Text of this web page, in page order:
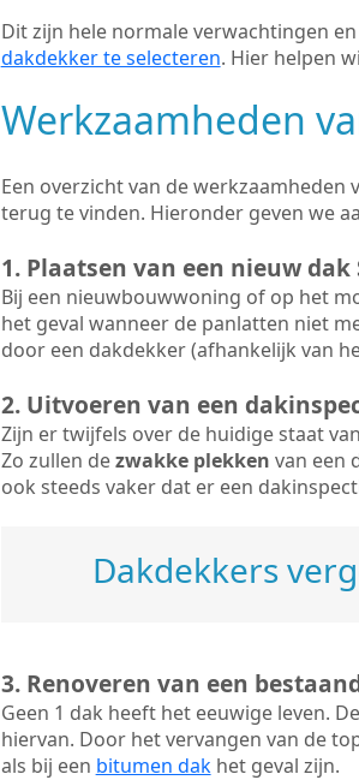
Dit zijn hele normale verwachtingen
dakdekker te selecteren. Hier helpen
Werkzaamheden
Een overzicht van de werkzaamheden
terug te vinden. Hieronder geven we
1. Plaatsen van een nieuw dak
Bij een nieuwbouwwoning of op het
het geval wanneer de panlatten niet
door een dakdekker (afhankelijk van
2. Uitvoeren van een
Zijn er twijfels over de huidige staat
Zo zullen dezwakke plekken van een
ook steeds vaker dat er een
Dakdekkers
3. Renoveren van een
Geen 1 dak heeft het eeuwige leven. De
hiervan. Door het vervangen van de
als bij een bitumen dakhet geval zijn.